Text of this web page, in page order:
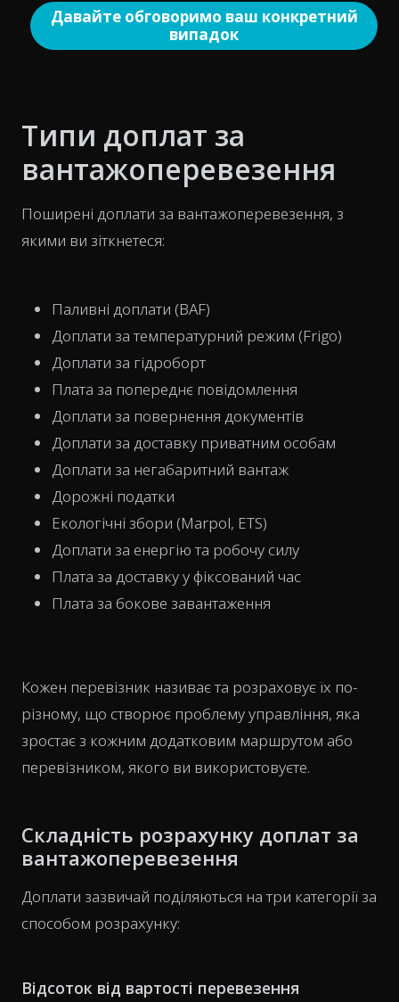
Давайте обговоримо ваш конкретний
випадок
Типи доплат за
вантажоперевезення
Поширені доплати за вантажоперевезення, з
якими ви зіткнетеся:
Паливні доплати (BAF)
Доплати за температурний режим (Frigo)
Доплати за гідроборт
Плата за попереднє повідомлення
Доплати за повернення документів
Доплати за доставку приватним особам
Доплати за негабаритний вантаж
Дорожні податки
Екологічні збори (Marpol, ETS)
Доплати за енергію та робочу силу
Плата за доставку у фіксований час
Плата за бокове завантаження
Кожен перевізник називає та розраховує їх по-
різному, що створює проблему управління, яка
зростає з кожним додатковим маршрутом або
перевізником, якого ви використовуєте.
Складність розрахунку доплат за
вантажоперевезення
Доплати зазвичай поділяються на три категорії за
способом розрахунку:
Відсоток від вартості перевезення